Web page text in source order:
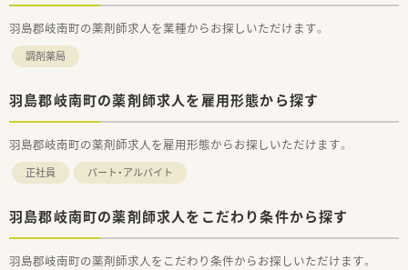
羽島郡岐南町の薬剤師求人を業種からお探しいただけます。
調剤薬局
羽島郡岐南町の薬剤師求人を雇用形態から探す
羽島郡岐南町の薬剤師求人を雇用形態からお探しいただけます。
正社員 パート・アルバイト
羽島郡岐南町の薬剤師求人をこだわり条件から探す
羽島郡岐南町の薬剤師求人をこだわり条件からお探しいただけます。